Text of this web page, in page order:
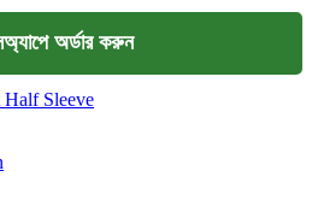
অর্ডার করুন
Half Sleeve